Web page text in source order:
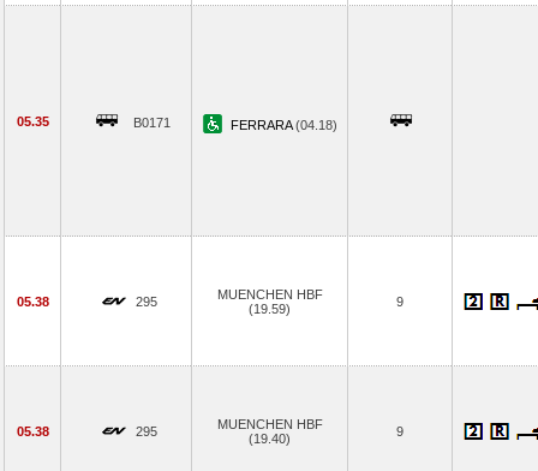
05.35 B0171 FERRARA(04.18)
05.38 295
MUENCHEN HBF
(19.59)
9
05.38 295
MUENCHEN HBF
(19.40)
9